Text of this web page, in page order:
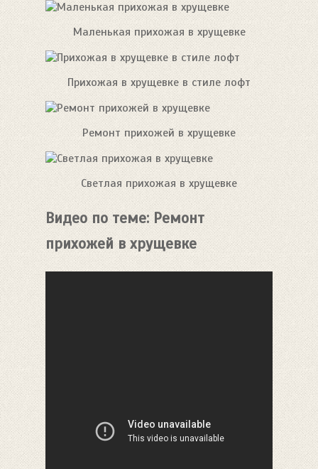
Маленькая прихожая в хрущевке
Прихожая в хрущевке в стиле лофт
Ремонт прихожей в хрущевке
Светлая прихожая в хрущевке
Видео по теме: Ремонт
прихожей в хрущевке